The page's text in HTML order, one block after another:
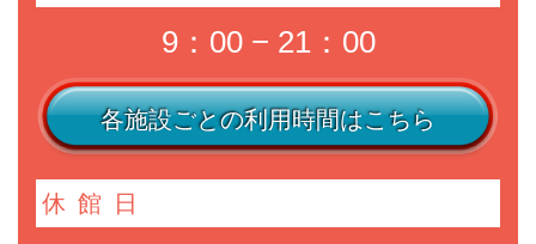
9：00 − 21：00
各施設ごとの利用時間はこちら
休館日